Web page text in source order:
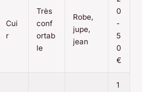
Cui
r
Très
conf
ortab
le
Robe,
jupe,
jean
0
-
5
0
€
1